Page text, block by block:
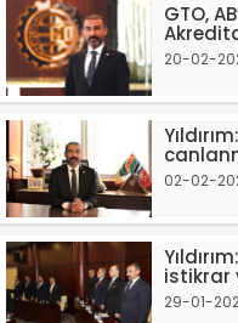
GTO,
20-02-
02-02-
istikrar
29-01-